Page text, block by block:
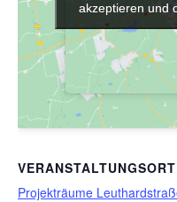
VERANSTALTUNGSORT
Projekträume
akzeptieren und
akzeptieren und